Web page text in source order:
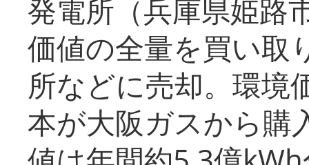
発電所（兵庫県姫路
価値の全量を買い取
所などに売却。環境
本が大阪ガスから購